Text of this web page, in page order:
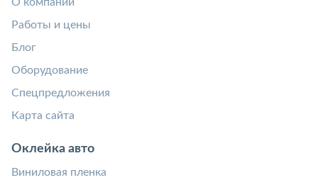
О компании
Работы и цены
Блог
Оборудование
Спецпредложения
Карта сайта
Оклейка авто
Виниловая пленка